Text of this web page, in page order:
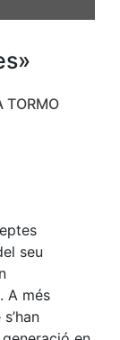
TORMO
seu
A més